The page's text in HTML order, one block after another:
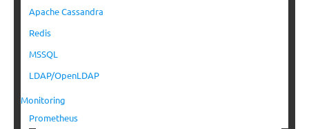
Apache Cassandra
Redis
MSSQL
LDAP/OpenLDAP
Monitoring
Prometheus